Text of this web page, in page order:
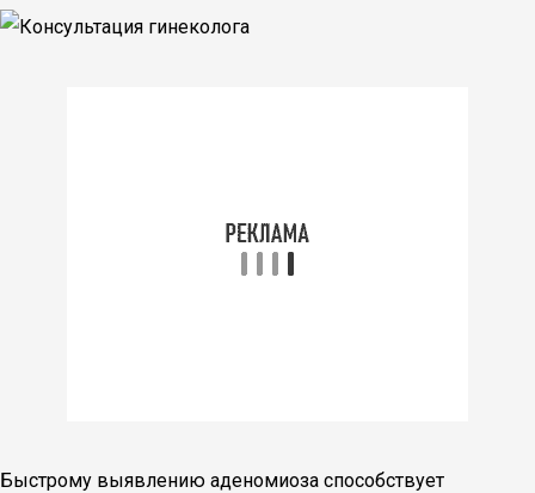
Быстрому выявлению аденомиоза способствует